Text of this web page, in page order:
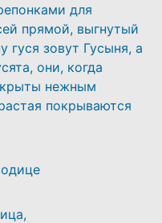
для
прямой, выгнутый
гуся зовут Гусыня, а
они, когда
нежным
покрываются